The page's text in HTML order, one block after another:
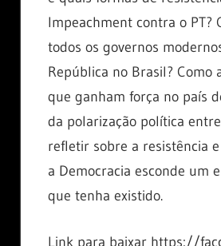
Impeachment contra o PT?
todos os governos
República no Brasil?
que ganham força no país
da polarização política
refletir sobre a resistência
a Democracia esconde um
que tenha existido.
Link para baixar https://